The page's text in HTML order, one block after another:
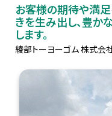
お客様の期待や満
きを生み出し、豊か
します。
綾部トーヨーゴム 株式会